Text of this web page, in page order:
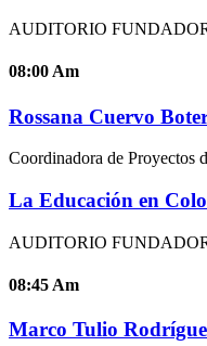
AUDITORIO
08:00Am
Rossana Cuervo
Coordinadora de Proyectos
La Educación en
AUDITORIO
08:45 Am
Marco Tulio